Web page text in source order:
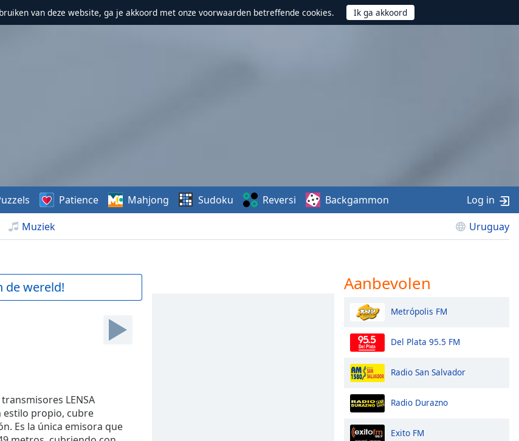
van deze website, ga je akkoord met onze voorwaarden betreffende cookies.
Muziek Uruguay
Patience Mahjong Sudoku Reversi Backgammon Log in
de wereld!
LENSA
estilo propio, cubre
Es la única emisora que
Aanbevolen
Metrópolis FM
Del Plata 95.5 FM
Radio San Salvador
Radio Durazno
Exito FM